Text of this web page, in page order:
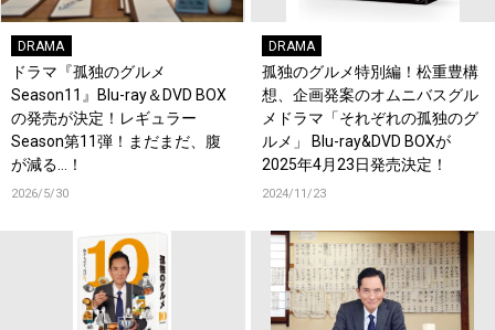
DRAMA
ドラマ『孤独のグルメ
Season11』Blu-ray＆DVD BOX
の発売が決定！レギュラー
Season第11弾！まだまだ、腹
が減る…！
2026/5/30
DRAMA
孤独のグルメ特別編！松重豊構
想、企画発案のオムニバスグル
メドラマ「それぞれの孤独のグ
ルメ」 Blu-ray&DVD BOXが
2025年4月23日発売決定！
2024/11/23